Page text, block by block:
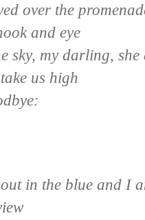
over the
and eye
sky, my darling,
us high
in the blue and I